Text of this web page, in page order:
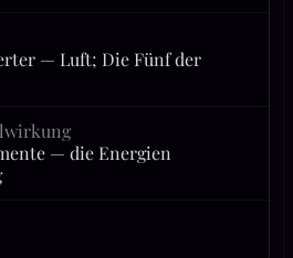
— Luft; Die Fünf der
— die Energien